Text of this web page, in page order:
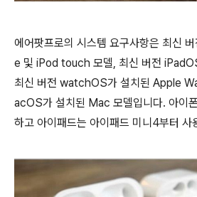
에어팟프로의 시스템 요구사항은 최신
e 및 iPod touch 모델, 최신 버전
최신 버전 watchOS가 설치된 Apple
acOS가 설치된 Mac 모델입니다. 아이
하고 아이패드는 아이패드 미니4부터 사